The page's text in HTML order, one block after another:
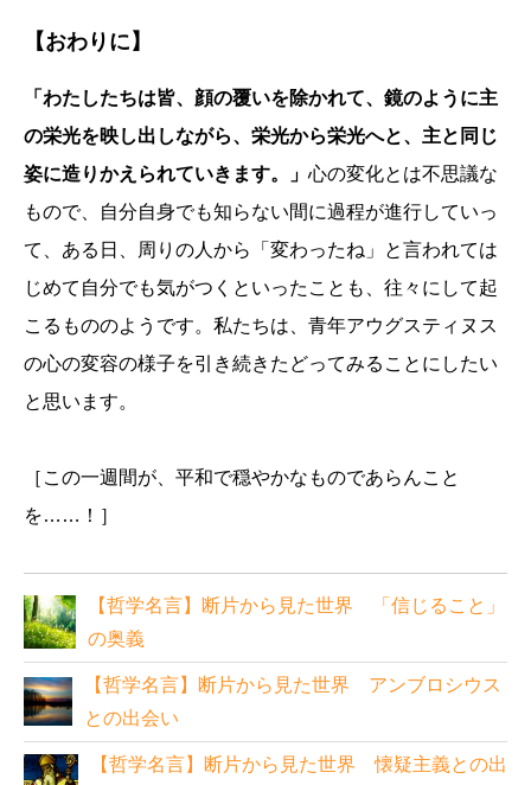
【おわりに】
「わたしたちは皆、顔の覆いを除かれて、鏡のように主
の栄光を映し出しながら、栄光から栄光へと、主と同じ
姿に造りかえられていきます。」 心の変化とは不思議な
もので、自分自身でも知らない間に過程が進行していっ
て、ある日、周りの人から「変わったね」と言われては
じめて自分でも気がつくといったことも、往々にして起
こるもののようです。私たちは、青年アウグスティヌス
の心の変容の様子を引き続きたどってみることにしたい
と思います。
［この一週間が、平和で穏やかなものであらんこと
を……！］
【哲学名言】断片から見た世界 「信じること」
の奥義
【哲学名言】断片から見た世界 アンブロシウス
との出会い
【哲学名言】断片から見た世界 懐疑主義との出